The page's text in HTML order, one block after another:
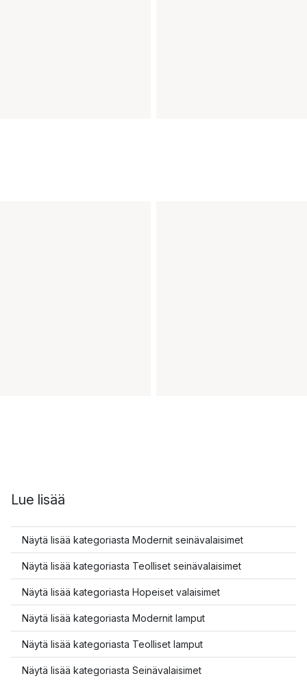
Lue lisää
Näytä lisää kategoriasta Modernit seinävalaisimet
Näytä lisää kategoriasta Teolliset seinävalaisimet
Näytä lisää kategoriasta Hopeiset valaisimet
Näytä lisää kategoriasta Modernit lamput
Näytä lisää kategoriasta Teolliset lamput
Näytä lisää kategoriasta Seinävalaisimet